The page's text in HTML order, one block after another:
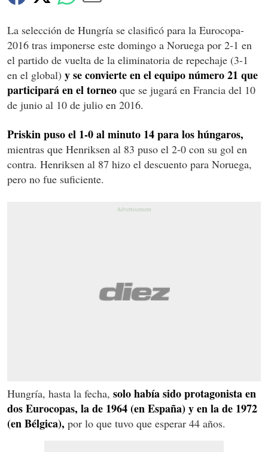
La selección de Hungría se clasificó para la Eurocopa-
2016 tras imponerse este domingo a Noruega por 2-1 en
el partido de vuelta de la eliminatoria de repechaje (3-1
en el global) y se convierte en el equipo número 21 que
participará en el torneo que se jugará en Francia del 10
de junio al 10 de julio en 2016.
Priskin puso el 1-0 al minuto 14 para los húngaros,
mientras que Henriksen al 83 puso el 2-0 con su gol en
contra. Henriksen al 87 hizo el descuento para Noruega,
pero no fue suficiente.
Hungría, hasta la fecha, solo había sido protagonista en
dos Eurocopas, la de 1964 (en España) y en la de 1972
(en Bélgica), por lo que tuvo que esperar 44 años.